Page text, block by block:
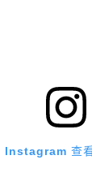
Instagram 查